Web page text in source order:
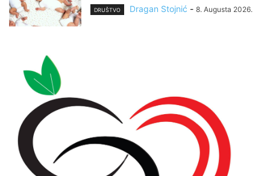
DRUŠTVO Dragan Stojnić - 8. Augusta 2026.